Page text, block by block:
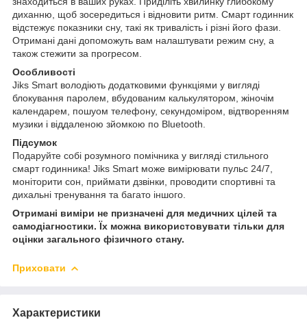
диханню, щоб зосередиться і відновити ритм. Смарт годинник
відстежує показники сну, такі як тривалість і різні його фази.
Отримані дані допоможуть вам налаштувати режим сну, а
також стежити за прогресом.
Особливості
Jiks Smart володіють додатковими функціями у вигляді
блокування паролем, вбудованим калькулятором, жіночім
календарем, пошуом телефону, секундоміром, відтворенням
музики і віддаленою зйомкою по Bluetooth.
Підсумок
Подаруйте собі розумного помічника у вигляді стильного
смарт годинника! Jiks Smart може вимірювати пульс 24/7,
моніторити сон, приймати дзвінки, проводити спортивні та
дихальні тренування та багато іншого.
Отримані виміри не призначені для медичних цілей та
самодіагностики. Їх можна використовувати тільки для
оцінки загального фізичного стану.
Приховати
Характеристики